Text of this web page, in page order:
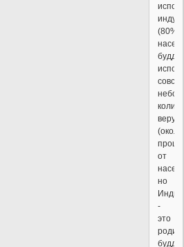
(80%
(около
от
но
Индия
-
это